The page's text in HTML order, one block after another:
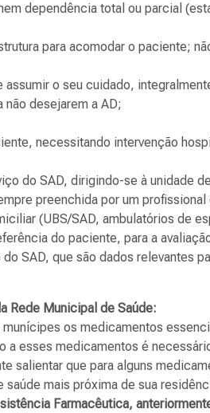
dependência total ou parcial
para acomodar o paciente;
o seu cuidado,
desejarem a AD;
necessitando intervenção
do SAD, dirigindo-se à unidade
preenchida por um profissional
(UBS/SAD, ambulatórios de
do paciente, para a
SAD, que são dados relevantes
Rede Municipal de Saúde:
os medicamentos
a esses medicamentos é
salientar que para alguns
mais próxima de sua
Farmacêutica,